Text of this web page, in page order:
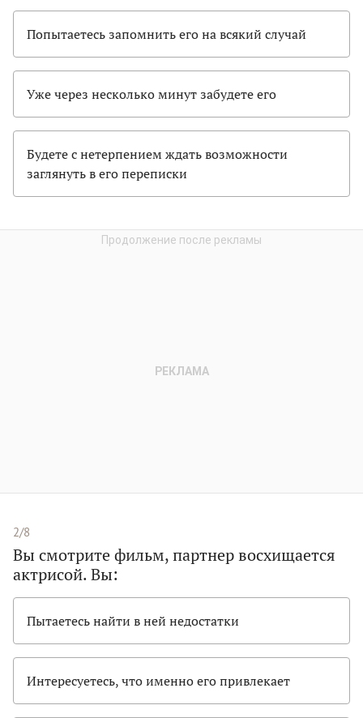
Попытаетесь запомнить его на всякий случай
Уже через несколько минут забудете его
Будете с нетерпением ждать возможности
заглянуть в его переписки
2/8
Вы смотрите фильм, партнер восхищается
актрисой. Вы:
Пытаетесь найти в ней недостатки
Интересуетесь, что именно его привлекает